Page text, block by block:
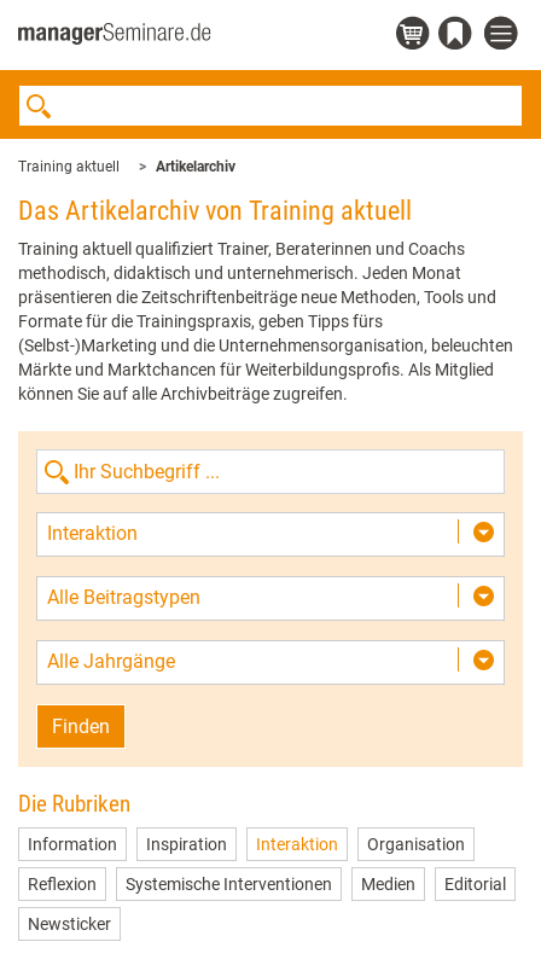
Training aktuell Artikelarchiv
Das Artikelarchiv von Training aktuell
Training aktuell qualifiziert Trainer, Beraterinnen und Coachs
methodisch, didaktisch und unternehmerisch. Jeden Monat
präsentieren die Zeitschriftenbeiträge neue Methoden, Tools und
Formate für die Trainingspraxis, geben Tipps fürs
(Selbst-)Marketing und die Unternehmensorganisation, beleuchten
Märkte und Marktchancen für Weiterbildungsprofis. Als Mitglied
können Sie auf alle Archivbeiträge zugreifen.
Interaktion
Alle Beitragstypen
Alle Jahrgänge
Finden
Die Rubriken
Information Inspiration Interaktion Organisation
Reflexion Systemische Interventionen Medien Editorial
Newsticker